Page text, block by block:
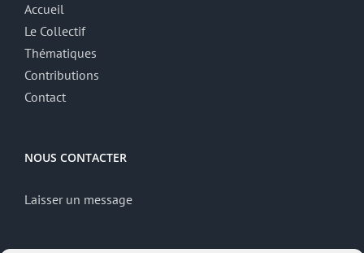
Accueil
Le Collectif
Thématiques
Contributions
Contact
NOUS CONTACTER
Laisser un message